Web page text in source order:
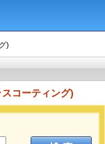
)
コーティング)